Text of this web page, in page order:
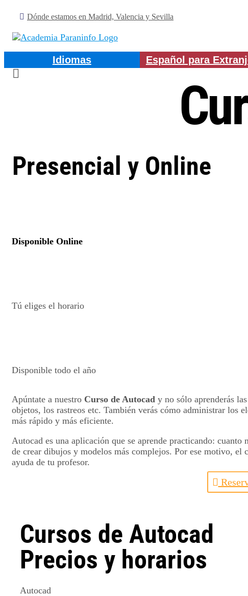
contenido
Dónde estamos en Madrid, Valencia y Sevilla
Idiomas Español para
Presencial y Online
Disponible Online
Tú eliges el horario
Disponible todo el año
Apúntate a nuestro Curso de Autocad y no sólo aprenderás
objetos, los rastreos etc. También verás cómo administrar los
más rápido y más eficiente.
Autocad es una aplicación que se aprende practicando: cuanto
de crear dibujos y modelos más complejos. Por ese motivo,
ayuda de tu profesor.
Cursos de Autocad
Precios y horarios
Autocad